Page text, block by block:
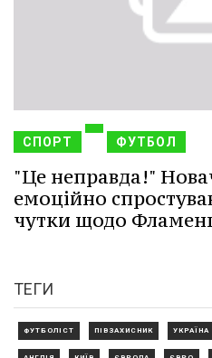
СПОРТ ФУТБОЛ
"Це неправда!"
емоційно
чутки щодо
ТЕГИ
ФУТБОЛІСТ ПІВЗАХИСНИК УКРАЇНА